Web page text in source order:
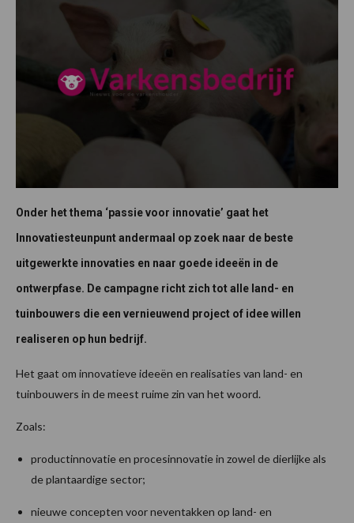
Onder het thema ‘passie voor innovatie’ gaat het
Innovatiesteunpunt andermaal op zoek naar de beste
uitgewerkte innovaties en naar goede ideeën in de
ontwerpfase. De campagne richt zich tot alle land- en
tuinbouwers die een vernieuwend project of idee willen
realiseren op hun bedrijf.
Het gaat om innovatieve ideeën en realisaties van land- en
tuinbouwers in de meest ruime zin van het woord.
Zoals:
productinnovatie en procesinnovatie in zowel de dierlijke als
de plantaardige sector;
nieuwe concepten voor neventakken op land- en